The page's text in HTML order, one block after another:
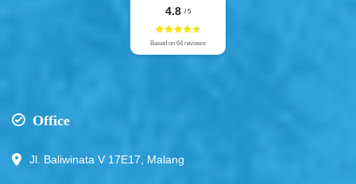
4.8 / 5
Based on 64 reviews
Office
Jl. Baliwinata V 17E17, Malang